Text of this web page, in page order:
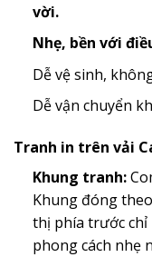
vời.
Nhẹ, bền với
Dễ vệ sinh,
Dễ vận chuyển
Tranh in trên vải
Khung tranh:
Khung đóng
thị phía trước
phong cách nhẹ